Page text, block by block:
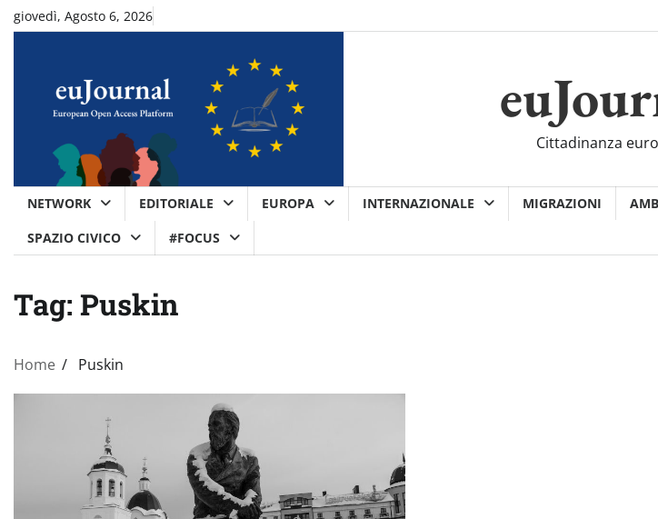
Skipgiovedì, Agosto 6, 2026
Cittadinanza
NETWORK EDITORIALE EUROPA INTERNAZIONALE MIGRAZIONI
SPAZIO CIVICO
#FOCUS
Tag: Puskin
Home Puskin